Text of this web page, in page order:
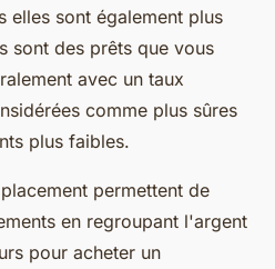
elles sont également plus
sont des prêts que vous
avec un taux
comme plus sûres
plus faibles.
permettent de
en regroupant l'argent
pour acheter un